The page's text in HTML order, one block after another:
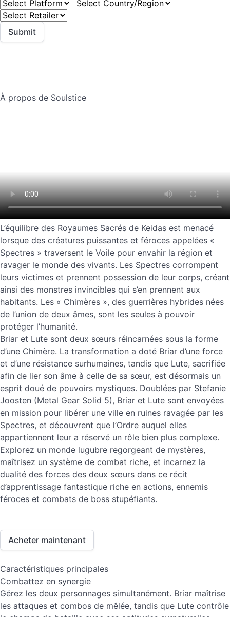
À propos de Soulstice
L’équilibre des Royaumes Sacrés de Keidas est menacé
lorsque des créatures puissantes et féroces appelées «
Spectres » traversent le Voile pour envahir la région et
ravager le monde des vivants. Les Spectres corrompent
leurs victimes et prennent possession de leur corps, créant
ainsi des monstres invincibles qui s’en prennent aux
habitants. Les « Chimères », des guerrières hybrides nées
de l’union de deux âmes, sont les seules à pouvoir
protéger l’humanité.
Briar et Lute sont deux sœurs réincarnées sous la forme
d’une Chimère. La transformation a doté Briar d’une force
et d’une résistance surhumaines, tandis que Lute, sacrifiée
afin de lier son âme à celle de sa sœur, est désormais un
esprit doué de pouvoirs mystiques. Doublées par Stefanie
Joosten (Metal Gear Solid 5), Briar et Lute sont envoyées
en mission pour libérer une ville en ruines ravagée par les
Spectres, et découvrent que l’Ordre auquel elles
appartiennent leur a réservé un rôle bien plus complexe.
Explorez un monde lugubre regorgeant de mystères,
maîtrisez un système de combat riche, et incarnez la
dualité des forces des deux sœurs dans ce récit
d’apprentissage fantastique riche en actions, ennemis
féroces et combats de boss stupéfiants.
Acheter maintenant
Caractéristiques principales
Combattez en synergie
Gérez les deux personnages simultanément. Briar maîtrise
les attaques et combos de mêlée, tandis que Lute contrôle